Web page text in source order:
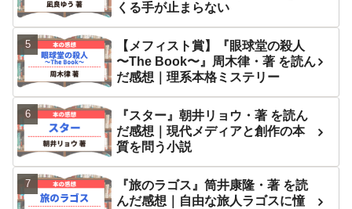
くる手が止まらない
【メフィスト賞】『眼球堂の殺人
〜The Book〜』周木律・著 を読ん
だ感想｜理系本格ミステリー
『スター』朝井リョウ・著 を読ん
だ感想｜現代メディアと創作の本
質を問う小説
『旅のラゴス』筒井康隆・著 を読
んだ感想｜自由な旅人ラゴスに憧